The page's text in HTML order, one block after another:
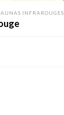
INFRAROUGES